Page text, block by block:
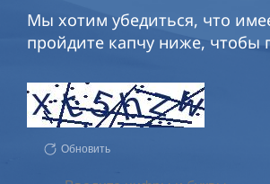
Мы хотим убедиться, что
пройдите капчу ниже, чтобы
Обновить